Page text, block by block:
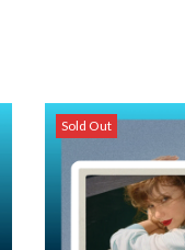
Sold Out